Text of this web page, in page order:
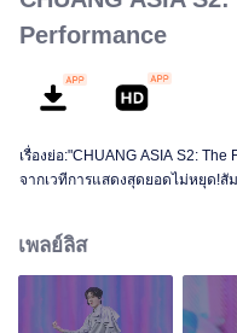
Performance
เรื่องย่อ:"CHUANG ASIA S2:
จากเวทีการแสดงสุดยอดไม่หยุด!สั
เพลย์ลิส